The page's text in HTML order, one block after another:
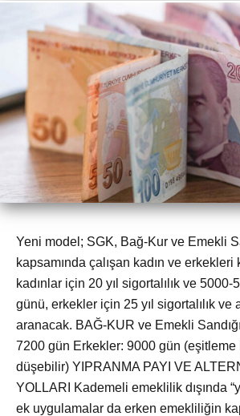
Yeni model; SGK, Bağ-Kur ve Emekli
kapsamında çalışan kadın ve erkekleri
kadınlar için 20 yıl sigortalılık ve 5000-
günü, erkekler için 25 yıl sigortalılık ve
aranacak. BAĞ-KUR ve Emekli
7200 gün Erkekler: 9000 gün (eşitleme
düşebilir) YIPRANMA PAYI VE
YOLLARI Kademeli emeklilik dışında
ek uygulamalar da erken emekliliğin